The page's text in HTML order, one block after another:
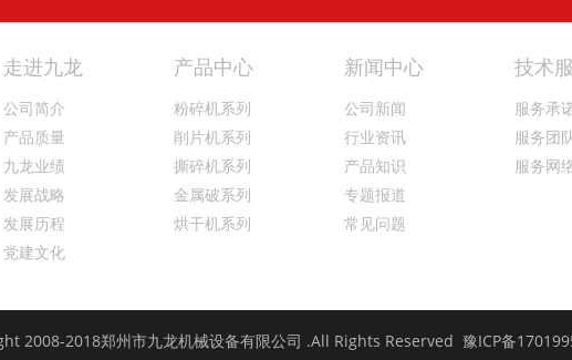
走进九龙
公司简介
产品质量
九龙业绩
发展战略
发展历程
党建文化
产品中心
粉碎机系列
削片机系列
撕碎机系列
金属破系列
烘干机系列
新闻中心
公司新闻
行业资讯
产品知识
专题报道
常见问题
技术
服务承
服务团
服务网
2008-2018郑州市九龙机械设备有限公司 .All Rights Reserved 豫ICP备